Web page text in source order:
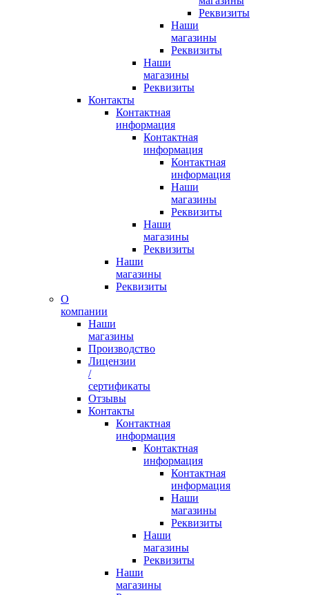
Реквизиты
Наши
магазины
Реквизиты
Наши
магазины
Реквизиты
Контакты
Контактная
информация
Контактная
информация
Контактная
информация
Наши
магазины
Реквизиты
Наши
магазины
Реквизиты
Наши
магазины
Реквизиты
О
компании
Наши
магазины
Производство
Лицензии
/
сертификаты
Отзывы
Контакты
Контактная
информация
Контактная
информация
Контактная
информация
Наши
магазины
Реквизиты
Наши
магазины
Реквизиты
Наши
магазины